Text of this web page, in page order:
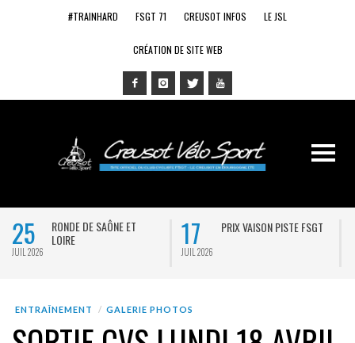
#TRAINHARD FSGT 71 CREUSOT INFOS LE JSL
CRÉATION DE SITE WEB
25
JUIL 2026
RONDE DE SAÔNE ET
LOIRE
17
JUIL 2026
PRIX VAISON PISTE FSGT
ENTRAÎNEMENT GALERIE PHOTOS